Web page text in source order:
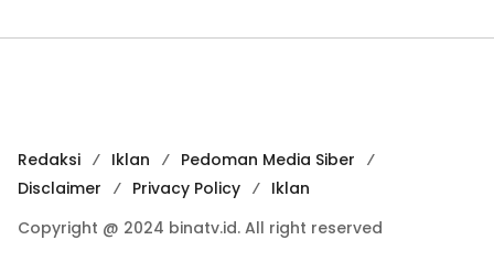
Redaksi Iklan
Pedoman Media Siber
Disclaimer
Privacy Policy
Iklan
Copyright @ 2024 binatv.id. All right reserved